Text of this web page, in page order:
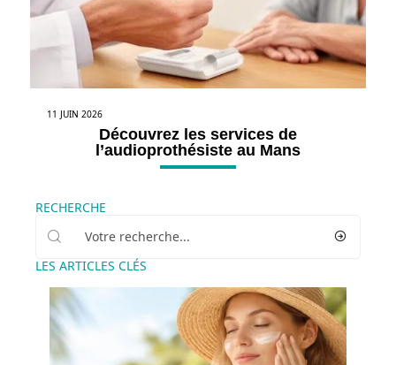
11 JUIN 2026
Découvrez les services de
l’audioprothésiste au Mans
RECHERCHE
LES ARTICLES CLÉS